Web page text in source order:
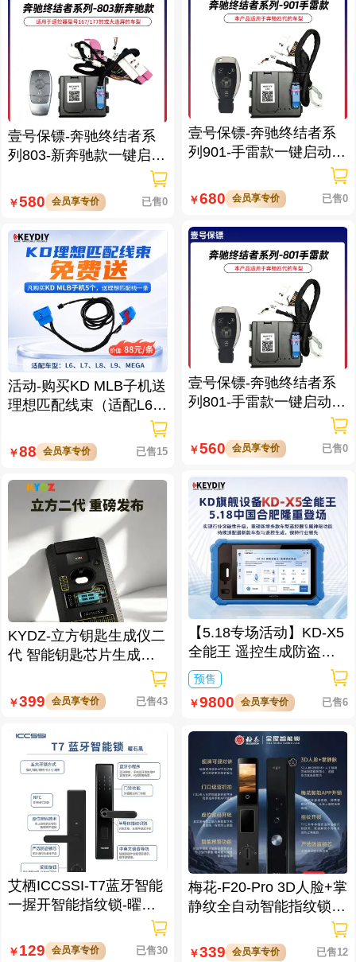
壹号保镖-奔驰终结者系
列803-新奔驰款一键启动
￥580 会员享专价 已售0
活动-购买KD MLB子机送
理想匹配线束（适配L6/L
￥88 会员享专价 已售15
KYDZ-立方钥匙生成仪二
代 智能钥匙芯片生成与
数据处理仪/立方钥匙生
成仪二代
￥399 会员享专价 已售43
艾栖ICCSSI-T7蓝牙智能
一握开智能指纹锁-曜石
黑 多方式开锁 蓝牙智能
管理
￥129 会员享专价 已售30
壹号保镖-奔驰终结者系
列901-手雷款一键启动带
￥680 会员享专价 已售0
壹号保镖-奔驰终结者系
列801-手雷款一键启动免
￥560 会员享专价 已售0
【5.18专场活动】KD-X5
全能王 遥控生成防盗匹
配仪
预售
￥9800 会员享专价 已售6
梅花-F20-Pro 3D人脸+掌
静纹全自动智能指纹锁
逗留抓拍 高清可视对讲
￥339 会员享专价 已售12